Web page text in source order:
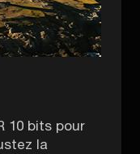
10 bits pour
la